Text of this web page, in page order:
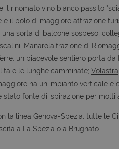
rinomato vino bianco passito
e il polo di maggiore attrazione
sorta di balcone sospeso,
Manarola ,frazione di
un piacevole sentiero porta
e le lunghe camminate; Volastra
ha un impianto verticale e
stato fonte di ispirazione per
la linea Genova-Spezia, tutte le
a La Spezia o a Brugnato.